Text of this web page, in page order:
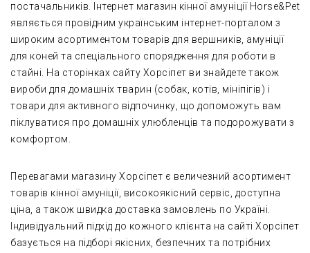
постачальників. Інтернет магазин кінної амуніції Horse&Pet
являється провідним українським інтернет-порталом з
широким асортиментом товарів для вершників, амуніції
для коней та спеціального спорядження для роботи в
стайні. На сторінках сайту Хорсіпет ви знайдете також
вироби для домашніх тварин (собак, котів, мініпігів) і
товари для активного відпочинку, що допоможуть вам
піклуватися про домашніх улюбленців та подорожувати з
комфортом.
Перевагами магазину Хорсіпет є величезний асортимент
товарів кінної амуніції, високоякісний сервіс, доступна
ціна, а також швидка доставка замовлень по Україні.
Індивідуальний підхід до кожного клієнта на сайті Хорсіпет
базується на підборі якісних, безпечних та потрібних